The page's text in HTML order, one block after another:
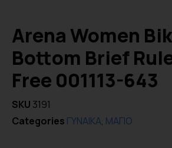
Arena Women
Bottom Brief
Free 001113-643
SKU 3191
Categories ΓΥΝΑΙΚΑ, ΜΑΓΙΟ